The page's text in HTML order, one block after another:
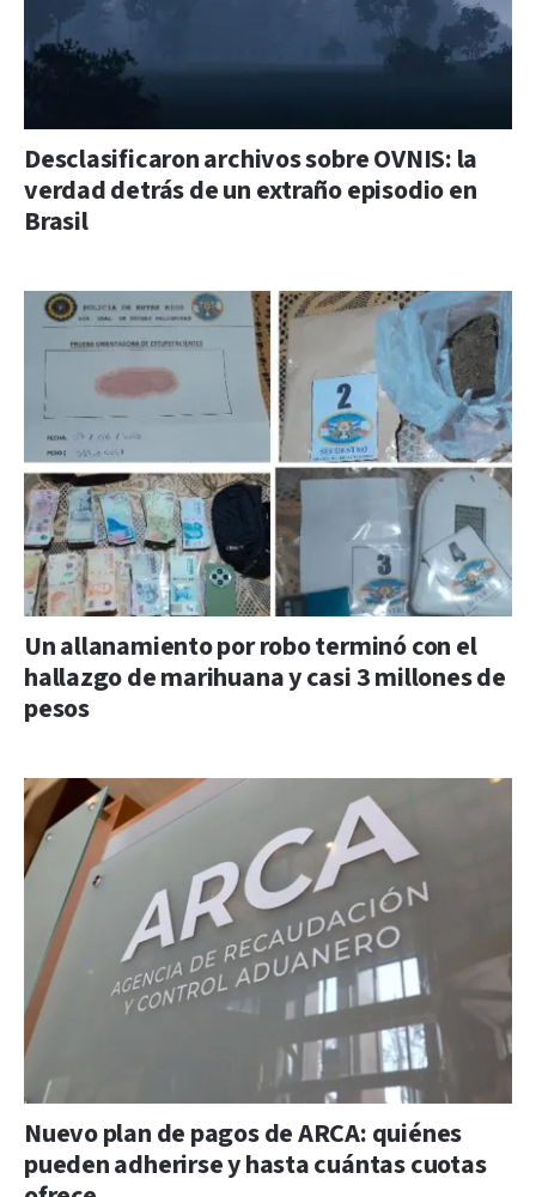
Desclasificaron archivos sobre OVNIS: la
verdad detrás de un extraño episodio en
Brasil
Un allanamiento por robo terminó con el
hallazgo de marihuana y casi 3 millones de
pesos
Nuevo plan de pagos de ARCA: quiénes
pueden adherirse y hasta cuántas cuotas